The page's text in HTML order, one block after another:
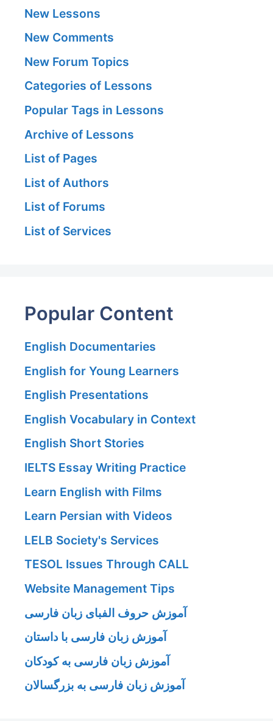
New Lessons
New Comments
New Forum Topics
Categories of Lessons
Popular Tags in Lessons
Archive of Lessons
List of Pages
List of Authors
List of Forums
List of Services
Popular Content
English Documentaries
English for Young Learners
English Presentations
English Vocabulary in Context
English Short Stories
IELTS Essay Writing Practice
Learn English with Films
Learn Persian with Videos
LELB Society's Services
TESOL Issues Through CALL
Website Management Tips
آموزش حروف الفبای زبان فارسی
آموزش زبان فارسی با داستان
آموزش زبان فارسی به کودکان
آموزش زبان فارسی به بزرگسالان